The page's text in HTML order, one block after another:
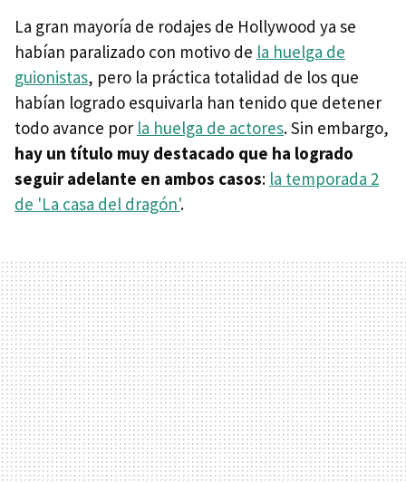
La gran mayoría de rodajes de Hollywood ya se
habían paralizado con motivo de la huelga de
guionistas, pero la práctica totalidad de los que
habían logrado esquivarla han tenido que detener
todo avance por la huelga de actores. Sin embargo,
hay un título muy destacado que ha logrado
seguir adelante en ambos casos: la temporada 2
de 'La casa del dragón'.